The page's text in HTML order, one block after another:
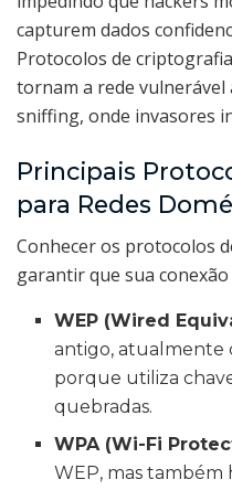
capturem dados
Protocolos de
tornam a rede vulnerável
sniffing, onde invasores
Principais
para Redes
Conhecer os protocolos
garantir que sua
WEP (Wired
antigo, atualmente
porque utiliza
quebradas.
WPA (Wi-Fi
WEP, mas também